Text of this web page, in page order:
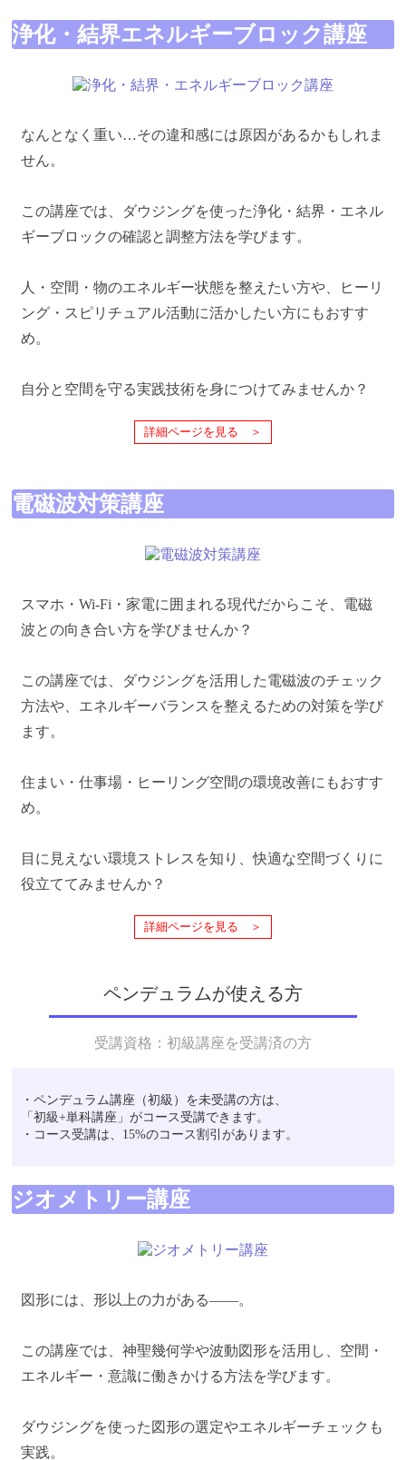
浄化・結界エネルギーブロック講座
なんとなく重い…その違和感には原因があるかもしれま
せん。
この講座では、ダウジングを使った浄化・結界・エネル
ギーブロックの確認と調整方法を学びます。
人・空間・物のエネルギー状態を整えたい方や、ヒーリ
ング・スピリチュアル活動に活かしたい方にもおすす
め。
自分と空間を守る実践技術を身につけてみませんか？
詳細ページを見る ＞
電磁波対策講座
スマホ・Wi-Fi・家電に囲まれる現代だからこそ、電磁
波との向き合い方を学びませんか？
この講座では、ダウジングを活用した電磁波のチェック
方法や、エネルギーバランスを整えるための対策を学び
ます。
住まい・仕事場・ヒーリング空間の環境改善にもおすす
め。
目に見えない環境ストレスを知り、快適な空間づくりに
役立ててみませんか？
詳細ページを見る ＞
ペンデュラムが使える方
受講資格：初級講座を受講済の方
・ペンデュラム講座（初級）を未受講の方は、
「初級+単科講座」がコース受講できます。
・コース受講は、15%のコース割引があります。
ジオメトリー講座
図形には、形以上の力がある――。
この講座では、神聖幾何学や波動図形を活用し、空間・
エネルギー・意識に働きかける方法を学びます。
ダウジングを使った図形の選定やエネルギーチェックも
実践。